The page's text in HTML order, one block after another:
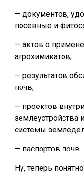
— документов,
посевные и
— актов о
агрохимикатов;
— результатов
почв;
— проектов
землеустройства
системы
— паспортов почв.
Ну, теперь